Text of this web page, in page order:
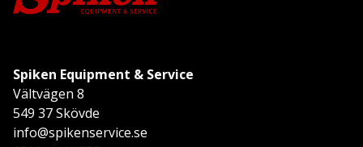
Spiken Equipment & Service
Vältvägen 8
549 37 Skövde
info@spikenservice.se